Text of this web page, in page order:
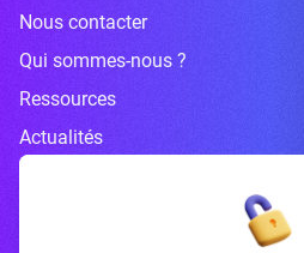
Nous contacter
Qui sommes-nous ?
Ressources
Actualités
Inscrivez-vous à